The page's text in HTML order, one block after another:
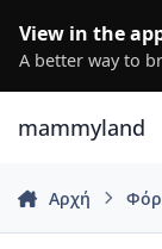
View in the
A better way to
mammyland
Αρχή